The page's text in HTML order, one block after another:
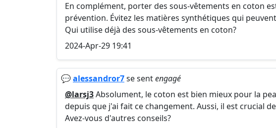
En complément, porter des sous-vêtements en coton
prévention. Évitez les matières synthétiques qui
Qui utilise déjà des sous-vêtements en coton?
2024-Apr-29 19:41
💬alessandror7se sentengagé
@larsj3Absolument, le coton est bien mieux pour la
depuis que j'ai fait ce changement. Aussi, il est crucial
Avez-vous d'autres conseils?